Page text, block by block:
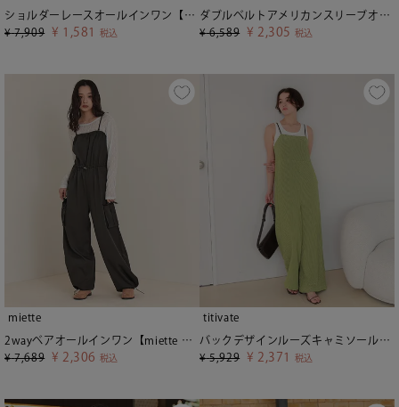
ショルダーレースオールインワン【miette ミエット】
¥ 7,909 ¥ 1,581 税込
ダブルベルトアメリカンスリーブオールインワン【miette ミエット】
¥ 6,589 ¥ 2,305 税込
miette
2wayベアオールインワン【miette ミエット】
¥ 7,689 ¥ 2,306 税込
titivate
バックデザインルーズキャミソールオールインワン
¥ 5,929 ¥ 2,371 税込